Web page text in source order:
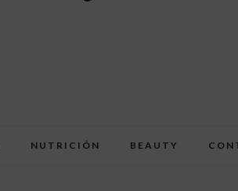
NUTRICIÓN BEAUTY